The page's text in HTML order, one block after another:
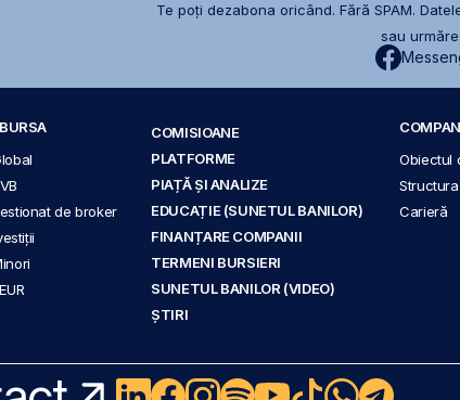
Te poți dezabona oricând. Fără SPAM.
sau
de broker
COMISIOANE
PLATFORME
PIAȚĂ ȘI ANALIZE
EDUCAȚIE (SUNETUL BANILOR)
FINANȚARE COMPANII
TERMENI BURSIERI
SUNETUL BANILOR (VIDEO)
ȘTIRI
Obiectul
Carieră